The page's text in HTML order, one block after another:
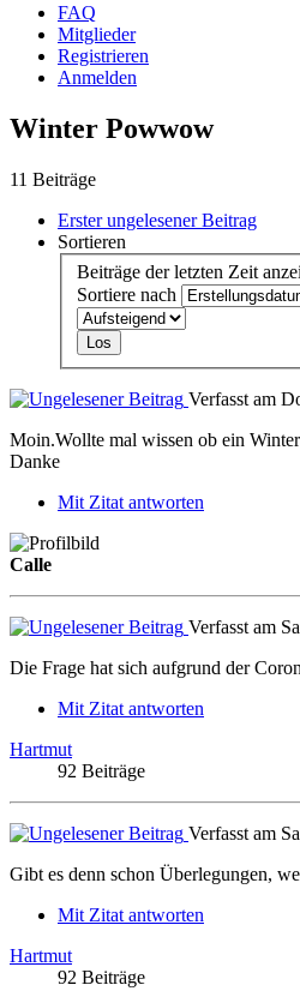
FAQ
Mitglieder
Registrieren
Anmelden
Winter Powwow
11 Beiträge
Erster ungelesener Beitrag
Sortieren
Beiträge der letzten Zeit
Sortiere nach
Verfasst am
Moin.Wollte mal wissen ob ein
Danke
Mit Zitat antworten
Calle
Verfasst am
Die Frage hat sich aufgrund der
Mit Zitat antworten
Hartmut
92 Beiträge
Verfasst am
Gibt es denn schon Überlegungen,
Mit Zitat antworten
Hartmut
92 Beiträge